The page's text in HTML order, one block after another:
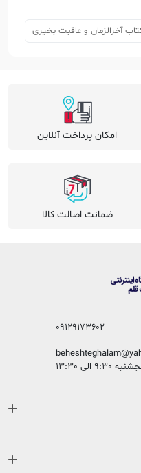
آخرالزمان و عاقبت بخیری
امکان پرداخت آنلاین
ضمانت اصالت کالا
09129173602